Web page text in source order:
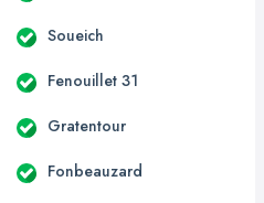
Soueich
Fenouillet 31
Gratentour
Fonbeauzard